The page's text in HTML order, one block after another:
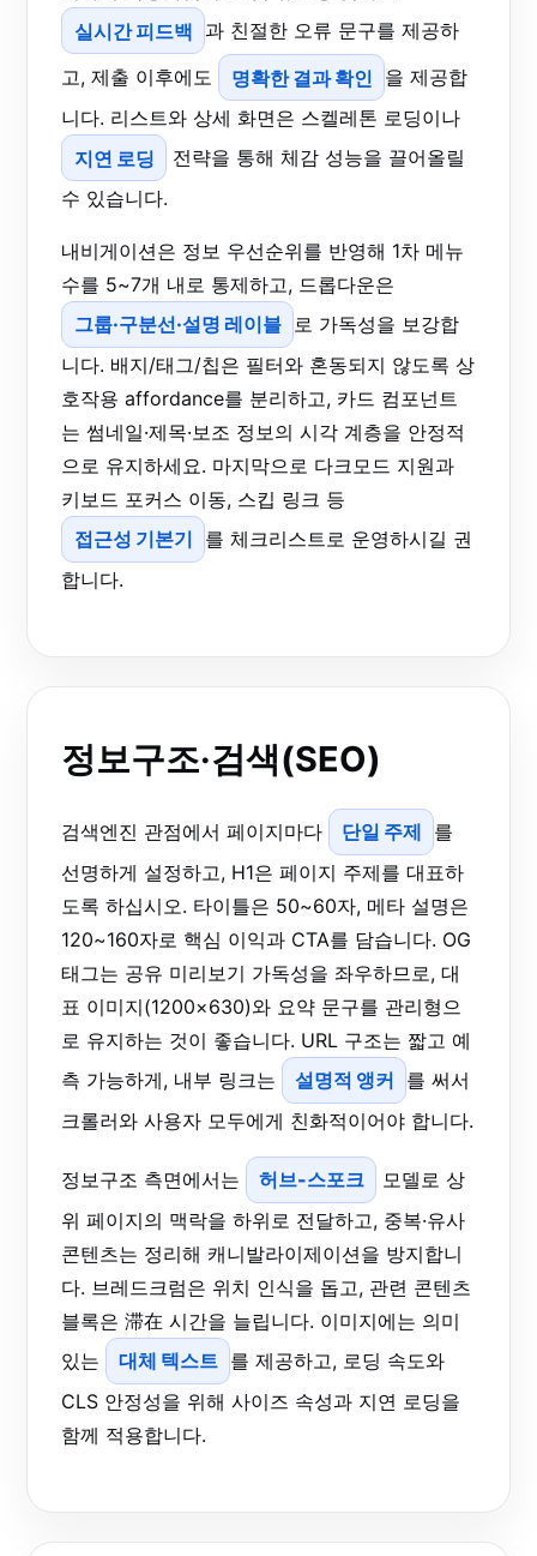
실시간 피드백 과 친절한 오류 문구를 제공하
고, 제출 이후에도
명확한 결과 확인 을 제공합
니다. 리스트와 상세 화면은 스켈레톤 로딩이나
지연 로딩
전략을 통해 체감 성능을 끌어올릴
수 있습니다.
내비게이션은 정보 우선순위를 반영해 1차 메뉴
수를 5~7개 내로 통제하고, 드롭다운은
그룹·구분선·설명 레이블 로 가독성을 보강합
니다. 배지/태그/칩은 필터와 혼동되지 않도록 상
호작용 affordance를 분리하고, 카드 컴포넌트
는 썸네일·제목·보조 정보의 시각 계층을 안정적
으로 유지하세요. 마지막으로 다크모드 지원과
키보드 포커스 이동, 스킵 링크 등
접근성 기본기
를 체크리스트로 운영하시길 권
합니다.
정보구조·검색(SEO)
검색엔진 관점에서 페이지마다 단일 주제
를
선명하게 설정하고, H1은 페이지 주제를 대표하
도록 하십시오. 타이틀은 50~60자, 메타 설명은
120~160자로 핵심 이익과 CTA를 담습니다. OG
태그는 공유 미리보기 가독성을 좌우하므로, 대
표 이미지(1200×630)와 요약 문구를 관리형으
로 유지하는 것이 좋습니다. URL 구조는 짧고 예
측 가능하게, 내부 링크는
설명적 앵커
를 써서
크롤러와 사용자 모두에게 친화적이어야 합니다.
정보구조 측면에서는 허브-스포크
모델로 상
위 페이지의 맥락을 하위로 전달하고, 중복·유사
콘텐츠는 정리해 캐니발라이제이션을 방지합니
다. 브레드크럼은 위치 인식을 돕고, 관련 콘텐츠
블록은 滞在 시간을 늘립니다. 이미지에는 의미
있는
대체 텍스트 를 제공하고, 로딩 속도와
CLS 안정성을 위해 사이즈 속성과 지연 로딩을
함께 적용합니다.